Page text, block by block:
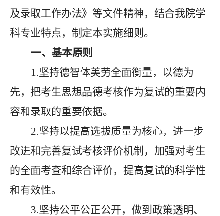
及录取工作办法》等文件精神，结合我院学
科专业特点，制定本实施细则。
一、基本原则
1.坚持德智体美劳全面衡量，以德为
先，把考生思想品德考核作为复试的重要内
容和录取的重要依据。
2.坚持以提高选拔质量为核心，进一步
改进和完善复试考核评价机制，加强对考生
的全面考查和综合评价，提高复试的科学性
和有效性。
3.坚持公平公正公开，做到政策透明、